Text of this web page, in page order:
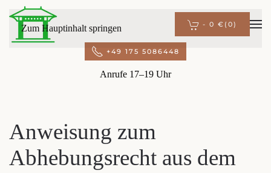
Zum Hauptinhalt springen - 0 € (0)
+49 175 5086448
Anrufe 17–19 Uhr
Anweisung zum
Abhebungsrecht aus dem